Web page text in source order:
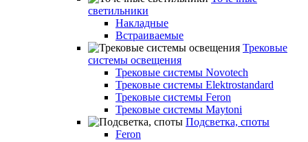
светильники
Накладные
Встраиваемые
Трековые
системы освещения
Трековые системы Novotech
Трековые системы Elektrostandard
Трековые системы Feron
Трековые системы Maytoni
Подсветка, споты
Feron